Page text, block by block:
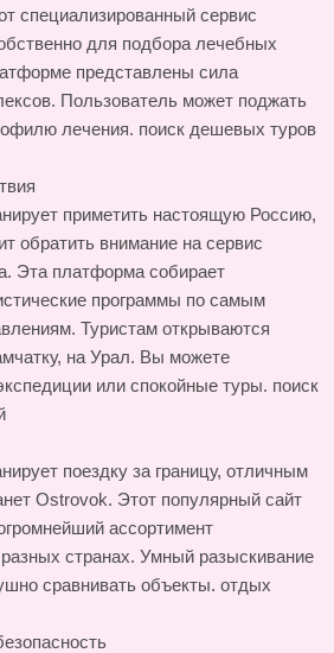
специализированный сервис
для подбора лечебных
представлены сила
Пользователь может поджать
лечения. поиск дешевых туров
приметить настоящую Россию,
обратить внимание на сервис
Эта платформа собирает
программы по самым
Туристам открываются
на Урал. Вы можете
или спокойные туры. поиск
поездку за границу, отличным
Ostrovok. Этот популярный сайт
ассортимент
странах. Умный разыскивание
сравнивать объекты. отдых